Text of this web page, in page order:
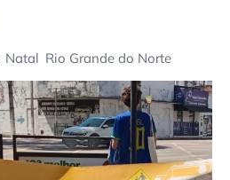
Natal Rio Grande do Norte